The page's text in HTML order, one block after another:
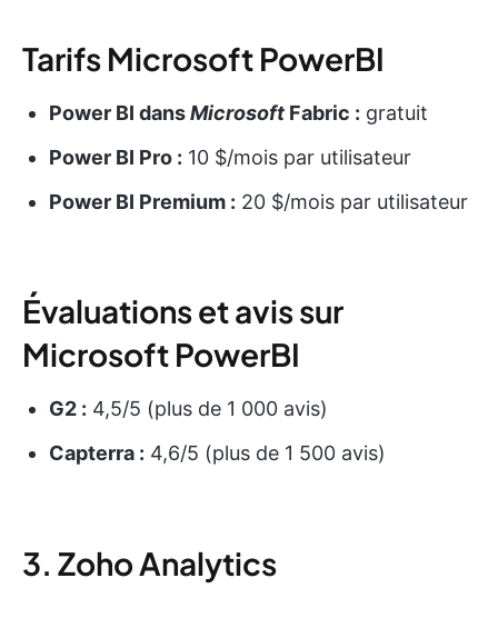
Tarifs Microsoft PowerBI
Power BI dansMicrosoft Fabric : gratuit
Power BI Pro : 10 $/mois par utilisateur
Power BI Premium : 20 $/mois par utilisateur
Évaluations et avis sur
Microsoft PowerBI
G2 : 4,5/5 (plus de 1 000 avis)
Capterra : 4,6/5 (plus de 1 500 avis)
3. Zoho Analytics